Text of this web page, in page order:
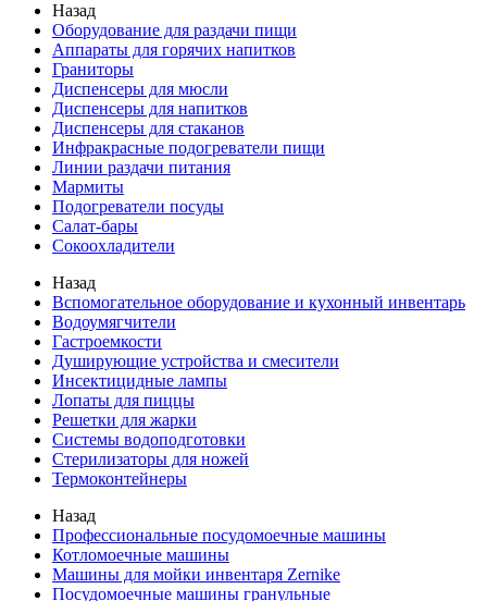
Назад
Оборудование для раздачи пищи
Аппараты для горячих напитков
Граниторы
Диспенсеры для мюсли
Диспенсеры для напитков
Диспенсеры для стаканов
Инфракрасные подогреватели пищи
Линии раздачи питания
Мармиты
Подогреватели посуды
Салат-бары
Сокоохладители
Назад
Вспомогательное оборудование и кухонный инвентарь
Водоумягчители
Гастроемкости
Душирующие устройства и смесители
Инсектицидные лампы
Лопаты для пиццы
Решетки для жарки
Системы водоподготовки
Стерилизаторы для ножей
Термоконтейнеры
Назад
Профессиональные посудомоечные машины
Котломоечные машины
Машины для мойки инвентаря Zernike
Посудомоечные машины гранульные